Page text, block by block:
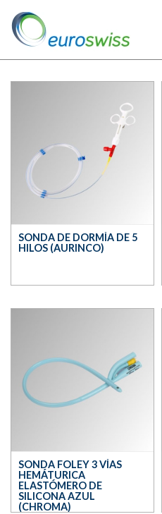
SONDA DE DORMÍA DE 5
HILOS (AURINCO)
SONDA FOLEY 3 VÍAS
HEMÁTURICA
ELASTÓMERO DE
SILICONA AZUL
(CHROMA)